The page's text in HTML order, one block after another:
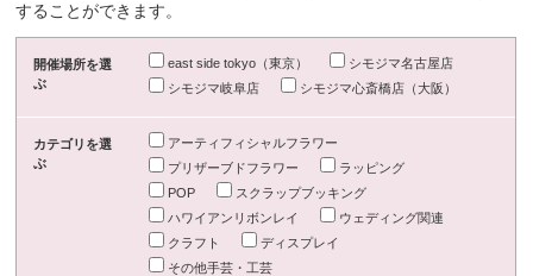
することができます。
開催場所を選
ぶ
east side tokyo（東京）
シモジマ名古屋店
シモジマ岐阜店
シモジマ心斎橋店（大阪）
カテゴリを選
ぶ
アーティフィシャルフラワー
プリザーブドフラワー
ラッピング
POP
スクラップブッキング
ハワイアンリボンレイ
ウェディング関連
クラフト
ディスプレイ
その他手芸・工芸